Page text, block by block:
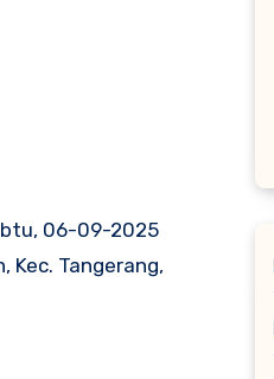
06-09-2025
Kec. Tangerang,